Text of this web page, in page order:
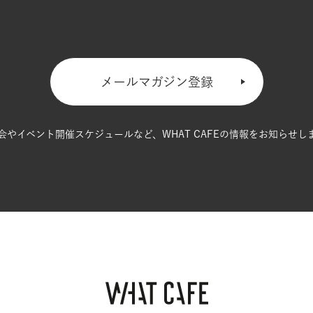
メールマガジン登録
やイベント開催スケジュールなど、 WHAT CAFEの情報をお知らせし